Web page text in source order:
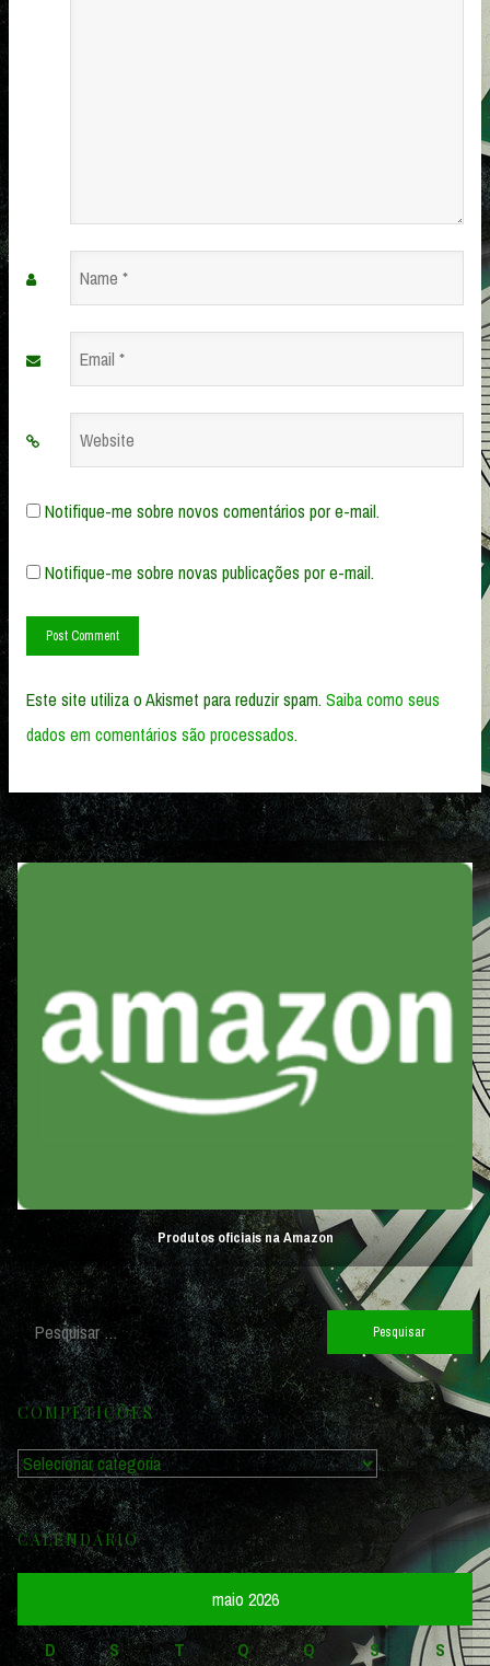
Name
Email
Website
Notifique-me sobre novos comentários por e-mail.
Notifique-me sobre novas publicações por e-mail.
Este site utiliza o Akismet para reduzir spam.Saiba como seus
dados em comentários são processados.
Produtos oficiais na Amazon
Pesquisar
por:
COMPETIÇÕES
Competições
CALENDÁRIO
maio 2026
D S T Q Q S
S